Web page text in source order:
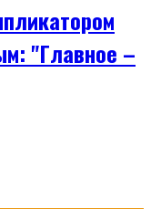
"Главное –